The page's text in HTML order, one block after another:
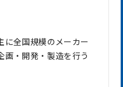
に全国規模のメーカー
画・開発・製造を行う